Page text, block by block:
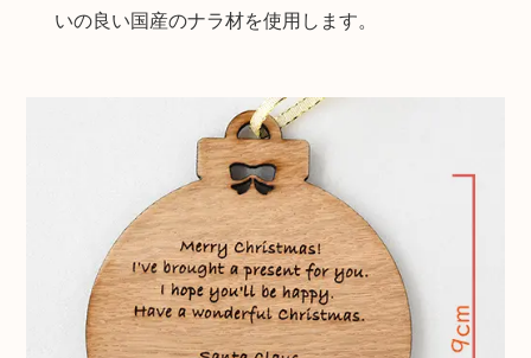
いの良い国産のナラ材を使用します。